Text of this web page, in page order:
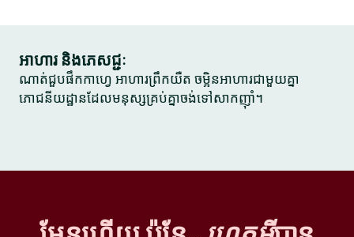
អាហារ និងភេសជ្ជៈ
ណាត់ជួបផឹកកាហ្វេ អាហារព្រឹកយឺត ចម្អិនអាហារជាមួយគ្នា
ភោជនីយដ្ឋានដែលមនុស្សគ្រប់គ្នាចង់ទៅសាកញ៉ាំ។